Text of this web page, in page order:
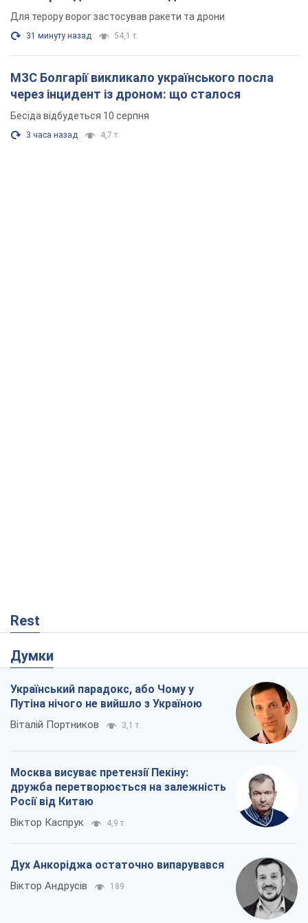
Для терору ворог застосував ракети та дрони
31 минуту назад 54,1 т.
МЗС Болгарії викликало українського посла
через інцидент із дроном: що сталося
Бесіда відбудеться 10 серпня
3 часа назад 4,7 т.
Rest
Думки
Український парадокс, або Чому у
Путіна нічого не вийшло з Україною
Віталій Портников 3,1 т.
Москва висуває претензії Пекіну:
дружба перетворюється на залежність
Росії від Китаю
Віктор Каспрук 4,9 т.
Дух Анкоріджа остаточно випарувався
Віктор Андрусів 189